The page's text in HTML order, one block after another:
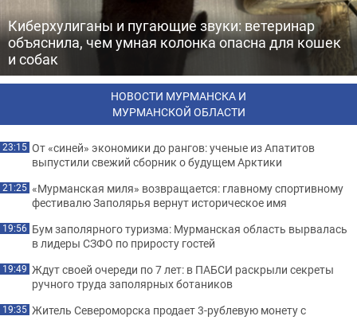
Киберхулиганы и пугающие звуки: ветеринар
объяснила, чем умная колонка опасна для кошек
и собак
НОВОСТИ МУРМАНСКА И
МУРМАНСКОЙ ОБЛАСТИ
23:15 От «синей» экономики до рангов: ученые из Апатитов
выпустили свежий сборник о будущем Арктики
21:25 «Мурманская миля» возвращается: главному спортивному
фестивалю Заполярья вернут историческое имя
19:56 Бум заполярного туризма: Мурманская область вырвалась
в лидеры СЗФО по приросту гостей
19:49 Ждут своей очереди по 7 лет: в ПАБСИ раскрыли секреты
ручного труда заполярных ботаников
19:35 Житель Североморска продает 3-рублевую монету с